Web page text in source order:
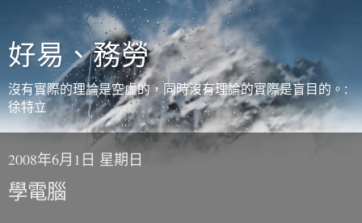
好易、務勞
沒有實際的理論是空虛的，同時沒有理論的實際是盲目的。:
徐特立
2008年6月1日 星期日
學電腦